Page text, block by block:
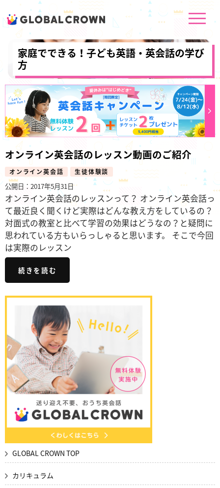
家庭でできる！子ども英語・英会話の学び
方
オンライン英会話のレッスン動画のご紹介
オンライン英会話 生徒体験談
公開日：2017年5月31日
オンライン英会話のレッスンって？ オンライン英会話っ
て最近良く聞くけど実際はどんな教え方をしているの？
対面式の教室と比べて学習の効果はどうなの？と疑問に
思われている方もいらっしゃると思います。 そこで今回
は実際のレッスン
続きを読む
GLOBAL CROWN TOP
カリキュラム